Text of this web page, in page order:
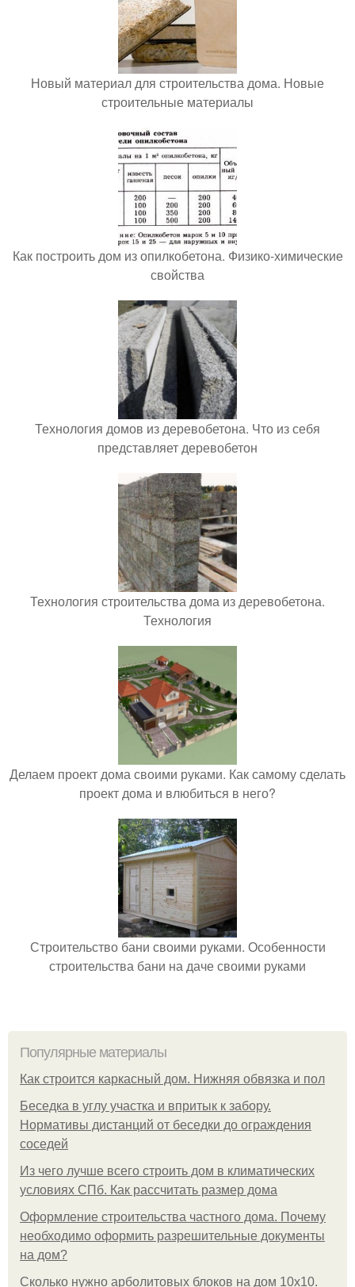
Новый материал для строительства дома. Новые
строительные материалы
Как построить дом из опилкобетона. Физико-химические
свойства
Технология домов из деревобетона. Что из себя
представляет деревобетон
Технология строительства дома из деревобетона.
Технология
Делаем проект дома своими руками. Как самому сделать
проект дома и влюбиться в него?
Строительство бани своими руками. Особенности
строительства бани на даче своими руками
Популярные материалы
Как строится каркасный дом. Нижняя обвязка и пол
Беседка в углу участка и впритык к забору.
Нормативы дистанций от беседки до ограждения
соседей
Из чего лучше всего строить дом в климатических
условиях СПб. Как рассчитать размер дома
Оформление строительства частного дома. Почему
необходимо оформить разрешительные документы
на дом?
Сколько нужно арболитовых блоков на дом 10х10.